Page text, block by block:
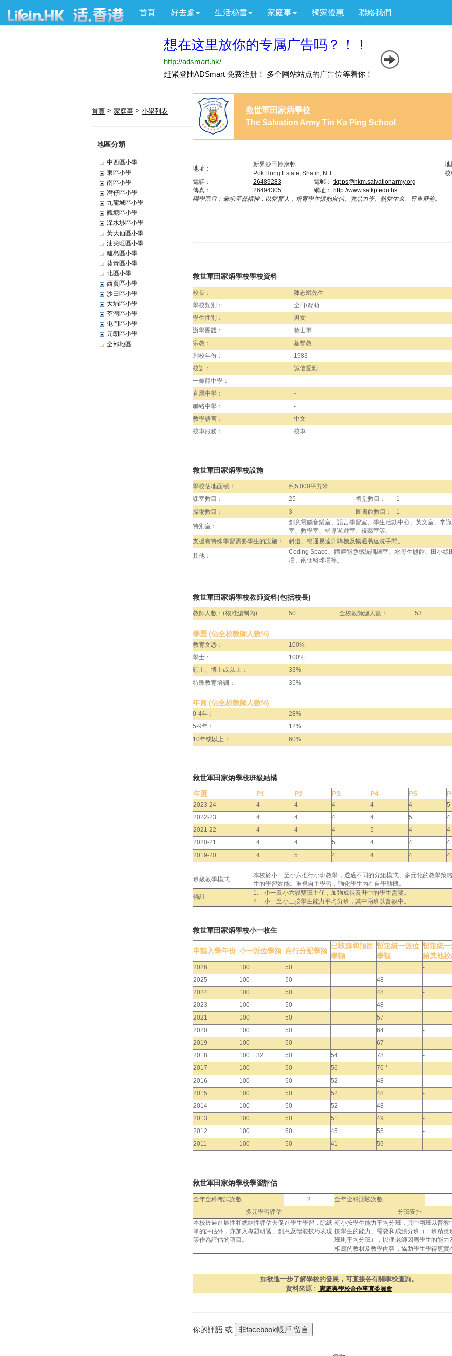
首頁 好去處 生活秘書 家庭事 獨家優惠 聯絡我們
首頁 > 家庭事 > 小學列表
地區分類
中西區小學
東區小學
南區小學
灣仔區小學
九龍城區小學
觀塘區小學
深水埗區小學
黃大仙區小學
油尖旺區小學
離島區小學
葵青區小學
北區小學
西頁區小學
沙田區小學
大埔區小學
荃灣區小學
屯門區小學
元朗區小學
全部地區
救世軍田家炳學校
The Salvation Army Tin Ka Ping School
地址：
新界沙田博康邨
Pok Hong Estate, Shatin, N.T.
地
校
電話：
26489283 電郵： tkpps@hkm.salvationarmy.org
傳真：
26494305 網址：
http://www.satkp.edu.hk
辦學宗旨： 秉承基督精神，以愛育人，培育學生懷抱自信、敦品力學、熱愛生命、尊重群倫。
救世軍田家炳學校學校資料
校長：
陳志斌先生
學校類別：
全日/資助
學生性別：
男女
辦學團體：
救世軍
宗教：
基督教
創校年份：
1983
校訓：
誠信愛勤
一條龍中學：
-
直屬中學：
-
聯絡中學：
-
教學語言：
中文
校車服務：
校車
救世軍田家炳學校設施
學校佔地面積：
約5,000平方米
課室數目：
25 禮堂數目：
1
操場數目：
3 圖書館數目： 1
特別室：
創意電腦音樂室、語言學習室、學生活動中心、英文室、常
室、數學室、輔導遊戲室、視藝室等。
支援有特殊學習需要學生的設施：
斜道、暢通易達升降機及暢通易達洗手間。
其他：
Coding Space、體適能@感統訓練室、水母生態館、田小綠
場、兩個籃球場等。
救世軍田家炳學校教師資料(包括校長)
教師人數：(核准編制內) 50 全校教師總人數： 53
學歷 (佔全校教師人數%)
教育文憑：
100%
學士：
100%
碩士、博士或以上：
33%
特殊教育培訓：
35%
年資 (佔全校教師人數%)
0-4年：
28%
5-9年：
12%
10年或以上：
60%
救世軍田家炳學校班級結構
年度
P1 P2 P3 P4 P5
2023-24 4 4 4 4 4
5
2022-23
4 4 4 4 5
4
2021-22
4 4 4 5 4
4
2020-21
4 4 5 4 4
4
2019-20
4 5 4 4 4 4
班級教學模式
本校於小一至小六推行小班教學，透過不同的分組模式、多元化的教學策
生的學習效能。重視自主學習，強化學生內在自學動機。
備註
1. 小一及小六設雙班主任，加強成長及升中的學生需要。
2. 小一至小三按學生能力平均分班，其中兩班以普教中。
救世軍田家炳學校小一收生
申請入學年份 小一派位學額 自行分配學額
已取錄和預留
學額
暫定統一派位
學額
暫定統
給其他
2026 100 50
-
2025
100 50 48
-
2024
100 50 48
-
2023
100 50 48
-
2021
100 50 57
-
2020
100 50 64
-
2019
100 50 67
-
2018
100 + 32 50 54 78
-
2017
100 50 56 76 *
-
2016
100 50 52 48
-
2015
100 50 52 48
-
2014
100 50 52 48
-
2013
100 50 51 49
-
2012
100 50 45 55
-
2011
100 50 41 59 -
救世軍田家炳學校學習評估
全年全科考試次數 2 全年全科測驗次數
多元學習評估
分班安排
本校透過進展性和總結性評估去促進學生學習，除紙
筆的評估外，亦加入專題研習、創意及體能技巧表現
等作為評估的項目。
初小按學生能力平均分班，其中兩班以普教
按學生的能力、需要和成績分班（一班精英
班則平均分班），以便老師因應學生的能力
相應的教材及教學內容，協助學生學得更實
如欲進一步了解學校的發展，可直接各有關學校查詢。
資料來源﹕ 家庭與學校合作事宜委員會
你的評語 或